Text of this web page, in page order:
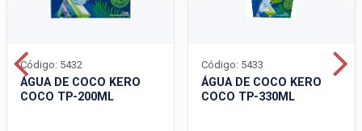
ÁGUA DE COCO KERO
COCO TP-200ML
Código: 5432
ÁGUA DE COCO KERO
COCO TP-330ML
Código: 5433